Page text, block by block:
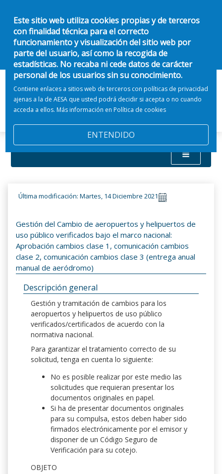
Este sitio web utiliza cookies propias y de terceros
con finalidad técnica para el correcto
funcionamiento y visualización del sitio web por
parte del usuario, así como la recogida de
estadísticas. No recaba ni cede datos de carácter
personal de los usuarios sin su conocimiento.
Contiene enlaces a sitios web de terceros con políticas de privacidad
ajenas a la de AESA que usted podrá decidir si acepta o no cuando
acceda a ellos. Más información en Política de cookies
ENTENDIDO
Última modificación: Martes, 14 Diciembre 2021
Gestión del Cambio de aeropuertos y helipuertos de
uso público verificados bajo el marco nacional:
Aprobación cambios clase 1, comunicación cambios
clase 2, comunicación cambios clase 3 (entrega anual
manual de aeródromo)
Descripción general
Gestión y tramitación de cambios para los
aeropuertos y helipuertos de uso público
verificados/certificados de acuerdo con la
normativa nacional.
Para garantizar el tratamiento correcto de su
solicitud, tenga en cuenta lo siguiente:
No es posible realizar por este medio las
solicitudes que requieran presentar los
documentos originales en papel.
Si ha de presentar documentos originales
para su compulsa, estos deben haber sido
firmados electrónicamente por el emisor y
disponer de un Código Seguro de
Verificación para su cotejo.
OBJETO